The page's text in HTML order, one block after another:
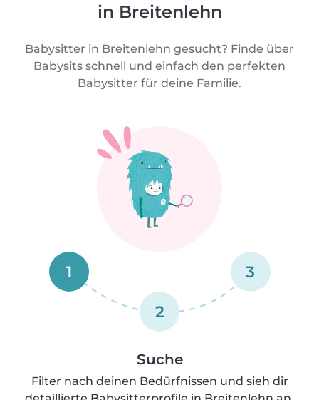
in Breitenlehn
Babysitter in Breitenlehn gesucht? Finde über
Babysits schnell und einfach den perfekten
Babysitter für deine Familie.
1
2
3
Suche
Filter nach deinen Bedürfnissen und sieh dir